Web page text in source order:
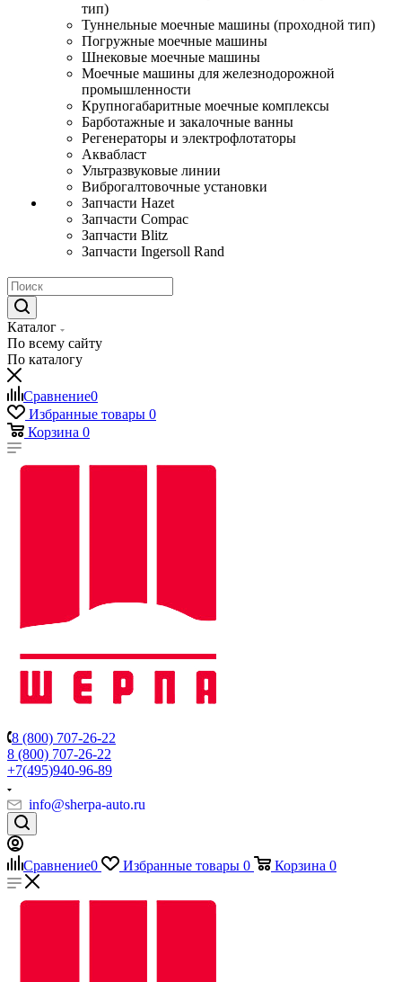
тип)
Туннельные моечные машины (проходной тип)
Погружные моечные машины
Шнековые моечные машины
Моечные машины для железнодорожной
промышленности
Крупногабаритные моечные комплексы
Барботажные и закалочные ванны
Регенераторы и электрофлотаторы
Аквабласт
Ультразвуковые линии
Виброгалтовочные установки
Запчасти Hazet
Запчасти Compac
Запчасти Blitz
Запчасти Ingersoll Rand
Каталог
По всему сайту
По каталогу
Сравнение0
Избранные товары 0
Корзина 0
8 (800) 707-26-22
8 (800) 707-26-22
+7(495)940-96-89
info@sherpa-auto.ru
Сравнение0 Избранные товары 0 Корзина 0